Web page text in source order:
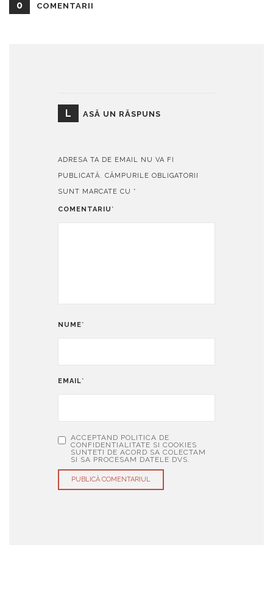
0 COMENTARII
L ASĂ UN RĂSPUNS
ADRESA TA DE EMAIL NU VA FI
PUBLICATĂ. CÂMPURILE OBLIGATORII
SUNT MARCATE CU *
COMENTARIU *
NUME*
EMAIL*
ACCEPTAND POLITICA DE
CONFIDENTIALITATE SI COOKIES
SUNTETI DE ACORD SA COLECTAM
SI SA PROCESAM DATELE DVS.